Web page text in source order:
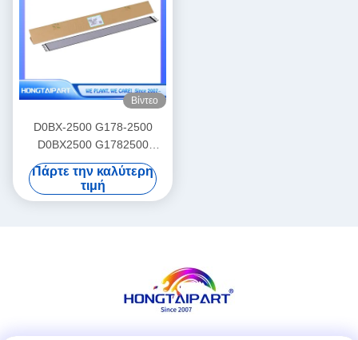
Βίντεο
D0BX-2500 G178-2500
D0BX2500 G1782500
Χρέωση Corona Grid για
Ricoh Pro 8100 8110 8120
8200 8210 8220 8300 8310
Πάρτε την καλύτερη
τιμή